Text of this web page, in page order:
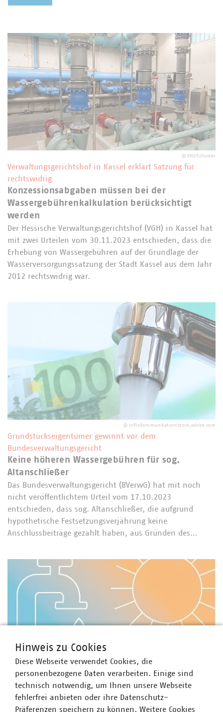
© VKU/Schuster
Verwaltungsgerichtshof in Kassel erklärt Satzung für
rechtswidrig
Konzessionsabgaben müssen bei der
Wassergebührenkalkulation berücksichtigt
werden
Der Hessische Verwaltungsgerichtshof (VGH) in Kassel hat
mit zwei Urteilen vom 30.11.2023 entschieden, dass die
Erhebung von Wassergebühren auf der Grundlage der
Wasserversorgungssatzung der Stadt Kassel aus dem Jahr
2012 rechtswidrig war.
© InPixKommunikation/stock.adobe.com
Grundstückseigentümer gewinnt vor dem
Bundesverwaltungsgericht
Keine höheren Wassergebühren für sog.
Altanschließer
Das Bundesverwaltungsgericht (BVerwG) hat mit noch
nicht veröffentlichtem Urteil vom 17.10.2023
entschieden, dass sog. Altanschließer, die aufgrund
hypothetische Festsetzungsverjährung keine
Anschlussbeiträge gezahlt haben, aus Gründen des…
Gemeinsame Handreichung zu Einschränkungen
der Trinkwasserverwendung in Hitzesommern
Hinweis zu Cookies
Diese Webseite verwendet Cookies, die
personenbezogene Daten verarbeiten. Einige sind
technisch notwendig, um Ihnen unsere Webseite
fehlerfrei anbieten oder ihre Datenschutz-
Präferenzen speichern zu können. Weitere Cookies